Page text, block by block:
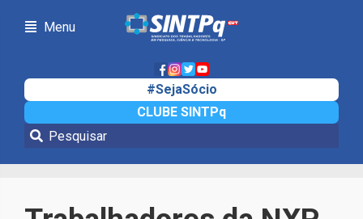
Menu
#SejaSócio
CLUBE SINTPq
Notícias